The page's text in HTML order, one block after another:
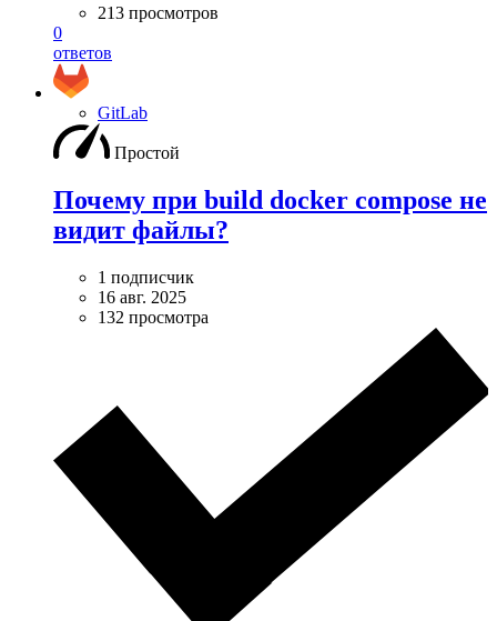
213 просмотров
0
ответов
GitLab
Простой
Почему при build docker compose не
видит файлы?
1 подписчик
16 авг. 2025
132 просмотра